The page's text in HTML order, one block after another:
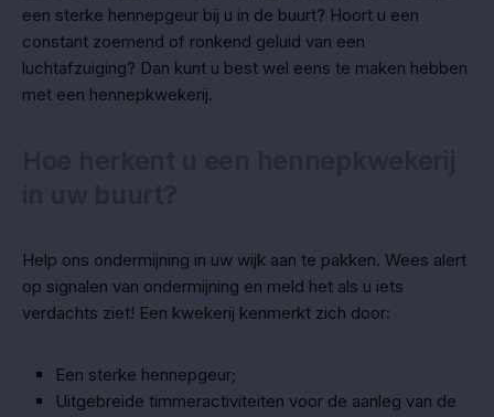
een sterke hennepgeur bij u in de buurt? Hoort u een
constant zoemend of ronkend geluid van een
luchtafzuiging? Dan kunt u best wel eens te maken hebben
met een hennepkwekerij.
Help ons ondermijning in uw wijk aan te pakken. Wees alert
op signalen van ondermijning en meld het als u iets
verdachts ziet! Een kwekerij kenmerkt zich door:
Een sterke hennepgeur;
Uitgebreide timmeractiviteiten voor de aanleg van de